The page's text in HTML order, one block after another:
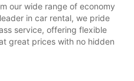
our wide range of economy
in car rental, we pride
service, offering flexible
great prices with no hidden